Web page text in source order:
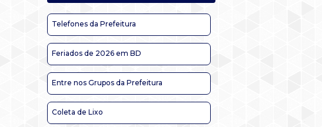
Telefones da Prefeitura
Feriados de 2026 em BD
Entre nos Grupos da Prefeitura
Coleta de Lixo